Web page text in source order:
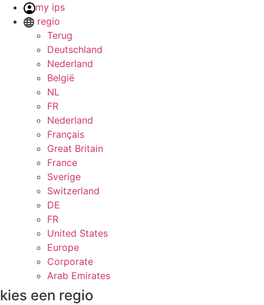
my ips
regio
Terug
Deutschland
Nederland
België
NL
FR
Nederland
Français
Great Britain
France
Sverige
Switzerland
DE
FR
United States
Europe
Corporate
Arab Emirates
kies een regio